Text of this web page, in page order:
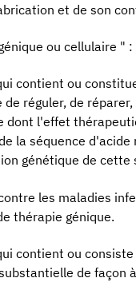
et de son
ou cellulaire " :
contient ou
réguler, de
dont l'effet
la séquence
génétique de cette
les maladies
thérapie génique.
contient ou
de façon